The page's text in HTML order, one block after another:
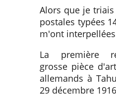
Alors que je
postales typées
m'ont
La première
grosse pièce
allemands à
29 décembre